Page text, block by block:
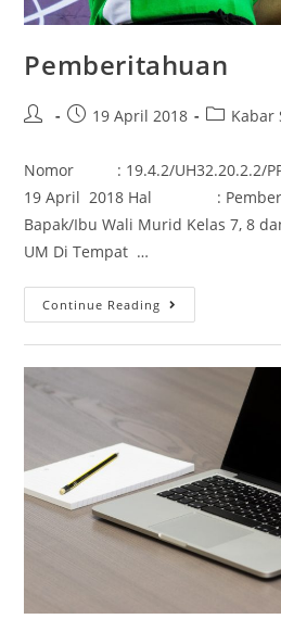
Pemberitahuan
19 April 2018 Kabar
Nomor : 19.4.2/
19 April 2018 Hal :
Bapak/Ibu Wali Murid Kelas 7, 8
UM Di Tempat …
Continue Reading